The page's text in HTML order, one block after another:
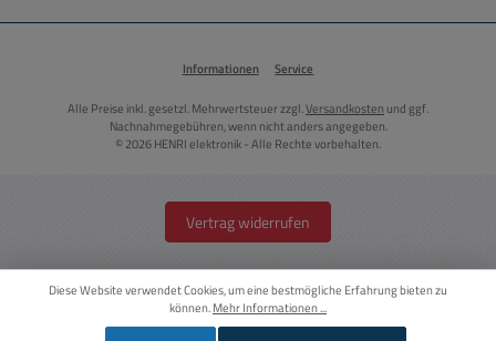
Informationen Service
Alle Preise inkl. gesetzl. Mehrwertsteuer zzgl.Versandkosten und ggf.
Nachnahmegebühren, wenn nicht anders angegeben.
© 2026 HENRI elektronik - Alle Rechte vorbehalten.
Vertrag widerrufen
Diese Website verwendet Cookies, um eine bestmögliche Erfahrung bieten zu
können.Mehr Informationen ...